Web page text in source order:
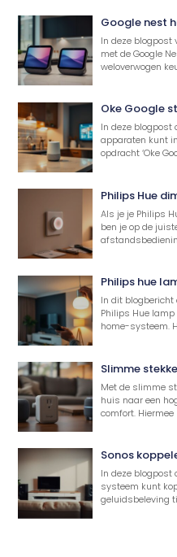
Google nest
In deze blogpost
met de Google
weloverwogen
Oke Google
In deze blogpost
apparaten kunt
opdracht ‘Oke
Philips Hue
Als je je Philips
ben je op de
Philips hue
In dit blogbericht
Philips Hue
home-systeem.
Slimme
Met de slimme
huis naar een
comfort. Hiermee
Sonos
In deze blogpost
systeem kunt
geluidsbeleving